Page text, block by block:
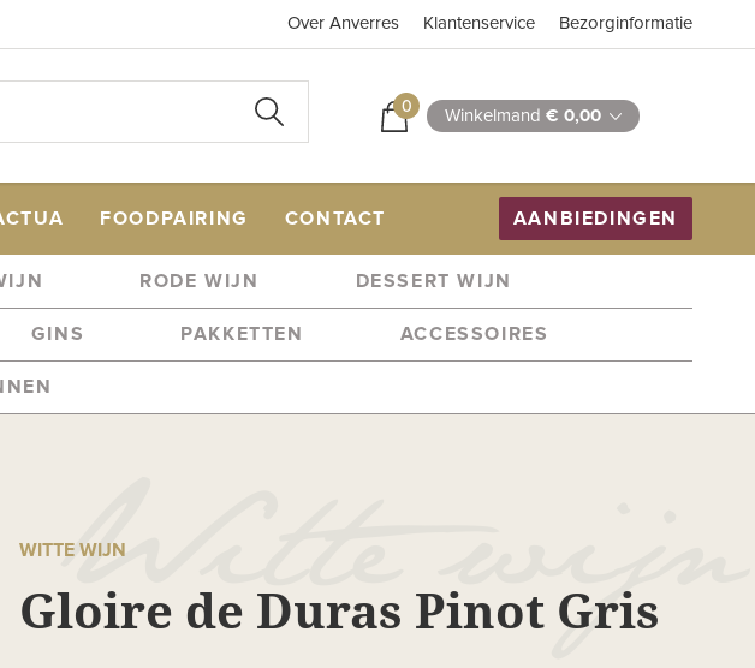
Over Anverres Klantenservice Bezorginformatie
0 Winkelmand € 0,00
FOODPAIRING CONTACT AANBIEDINGEN
RODE WIJN DESSERT WIJN
GINS PAKKETTEN ACCESSOIRES
WITTE WIJN
Gloire de Duras Pinot Gris